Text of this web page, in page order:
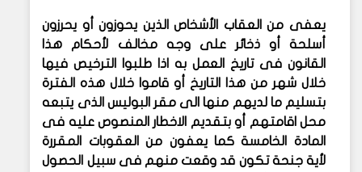
يعفى من العقاب الأشخاص الذين يحوزون أو يحرزون
أسلحة أو ذخائر على وجه مخالف لأحكام هذا
القانون فى تاريخ العمل به اذا طلبوا الترخيص فيها
خلال شهر من هذا التاريخ أو قاموا خلال هذه الفترة
بتسليم ما لديهم منها الى مقر البوليس الذى يتبعه
محل اقامتهم أو بتقديم الاخطار المنصوص عليه فى
المادة الخامسة كما يعفون من العقوبات المقررة
لأية جنحة تكون قد وقعت منهم فى سبيل الحصول